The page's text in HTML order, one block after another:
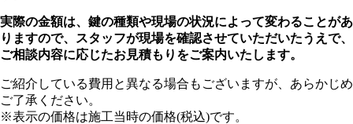
実際の金額は、鍵の種類や現場の状況によって変わることがあ
りますので、スタッフが現場を確認させていただいたうえで、
ご相談内容に応じたお見積もりをご案内いたします。
ご紹介している費用と異なる場合もございますが、あらかじめ
ご了承ください。
※表示の価格は施工当時の価格(税込)です。